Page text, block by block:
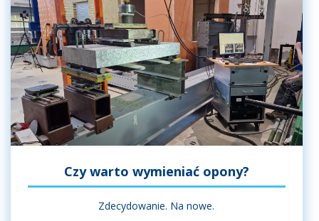
Czy warto wymieniać opony?
Zdecydowanie. Na nowe.